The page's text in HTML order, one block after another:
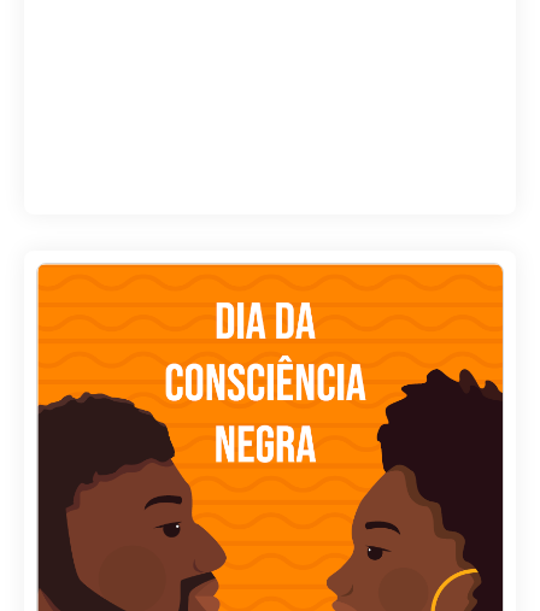
Autor: Gênios Gestão escolar
27, novembro
LER ARTIGO